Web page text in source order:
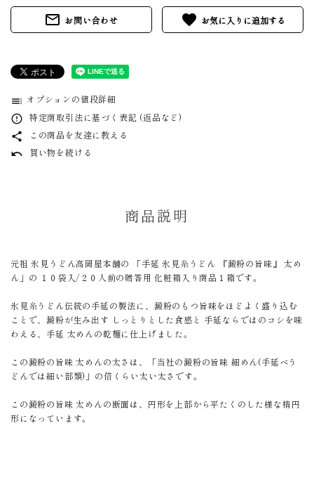
mail_outline お問い合わせ favorite
toc オプションの値段詳細
error_outline 特定商取引法に基づく表記 (返品など)
share この商品を友達に教える
undo 買い物を続ける
商品説明
元祖 氷見うどん高岡屋本舗の 「手延 氷見糸うどん 『澱粉の旨味』 太め
ん」の １０袋入/２０人前の贈答用 化粧箱入り商品１箱です。
氷見糸うどん伝統の手延の製法に、澱粉のもつ旨味をほどよく盛り込む
ことで、澱粉が生み出す しっとりとした食感と 手延ならではのコシを味
わえる、手延 太めんの乾麺に仕上げました。
この澱粉の旨味 太めんの太さは、「当社の澱粉の旨味 細めん(手延べう
どんでは細い部類)」の倍くらい太い太さです。
この澱粉の旨味 太めんの断面は、円形を上部から平たくのした様な楕円
形になっています。